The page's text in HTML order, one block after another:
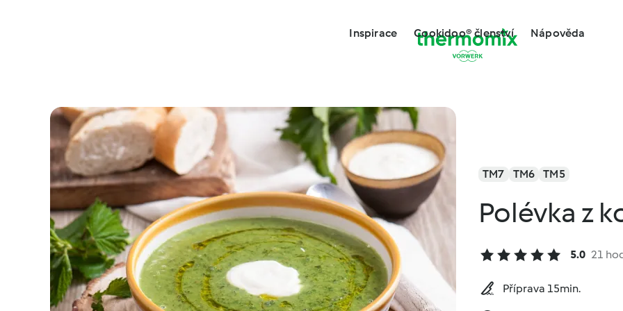
Inspirace Cookidoo® členství Nápověda
TM7 TM6 TM5
Polévka z
5.0 21
Příprava 15min.